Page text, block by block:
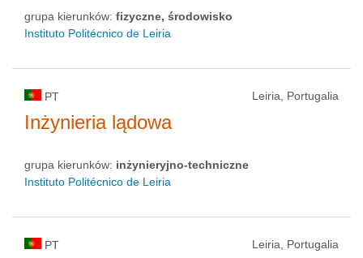
grupa kierunków: fizyczne, środowisko
Instituto Politécnico de Leiria
PT Leiria, Portugalia
Inżynieria lądowa
grupa kierunków: inżynieryjno-techniczne
Instituto Politécnico de Leiria
PT Leiria, Portugalia